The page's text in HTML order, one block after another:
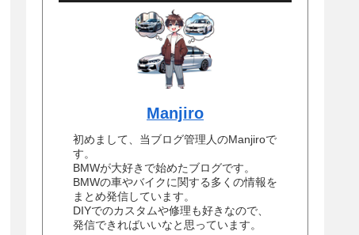
Manjiro
初めまして、当ブログ管理人のManjiroで
す。
BMWが大好きで始めたブログです。
BMWの車やバイクに関する多くの情報を
まとめ発信しています。
DIYでのカスタムや修理も好きなので、
発信できればいいなと思っています。